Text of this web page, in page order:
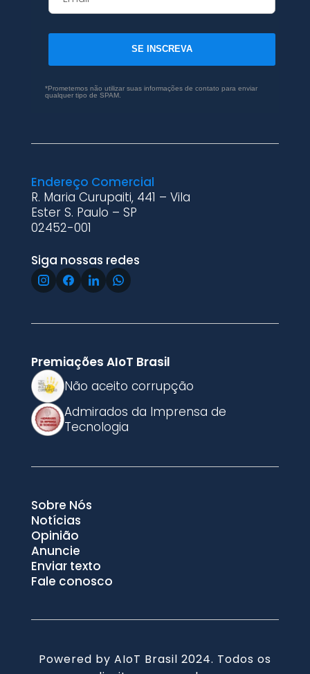
SE INSCREVA
*Prometemos não utilizar suas informações de contato para enviar
qualquer tipo de SPAM.
Endereço Comercial
R. Maria Curupaiti, 441 – Vila
Ester S. Paulo – SP
02452-001
Siga nossas redes
Premiações AIoT Brasil
Não aceito corrupção
Admirados da Imprensa de
Tecnologia
Sobre Nós
Notícias
Opinião
Anuncie
Enviar texto
Fale conosco
Powered by AIoT Brasil 2024. Todos os